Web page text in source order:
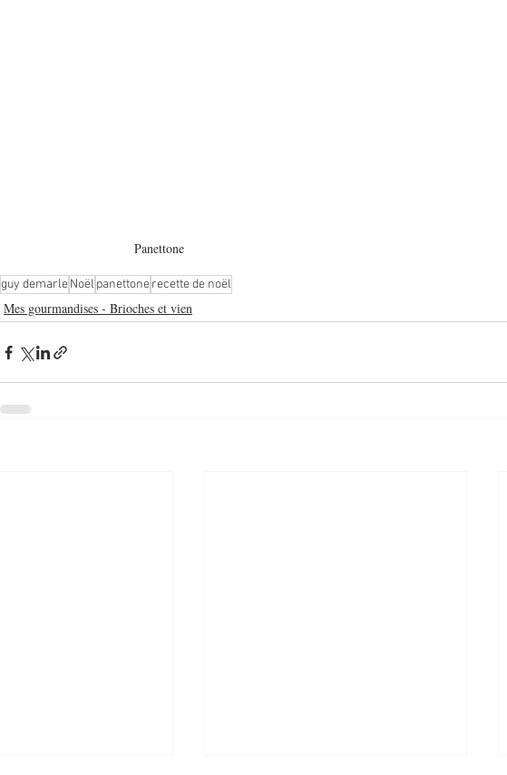
Panettone
guy demarleNoël panettonerecette de noël
Mes gourmandises - Brioches et vien